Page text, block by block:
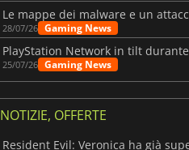
28/07/26 Gaming News
25/07/26 Gaming News
NOTIZIE, OFFERTE